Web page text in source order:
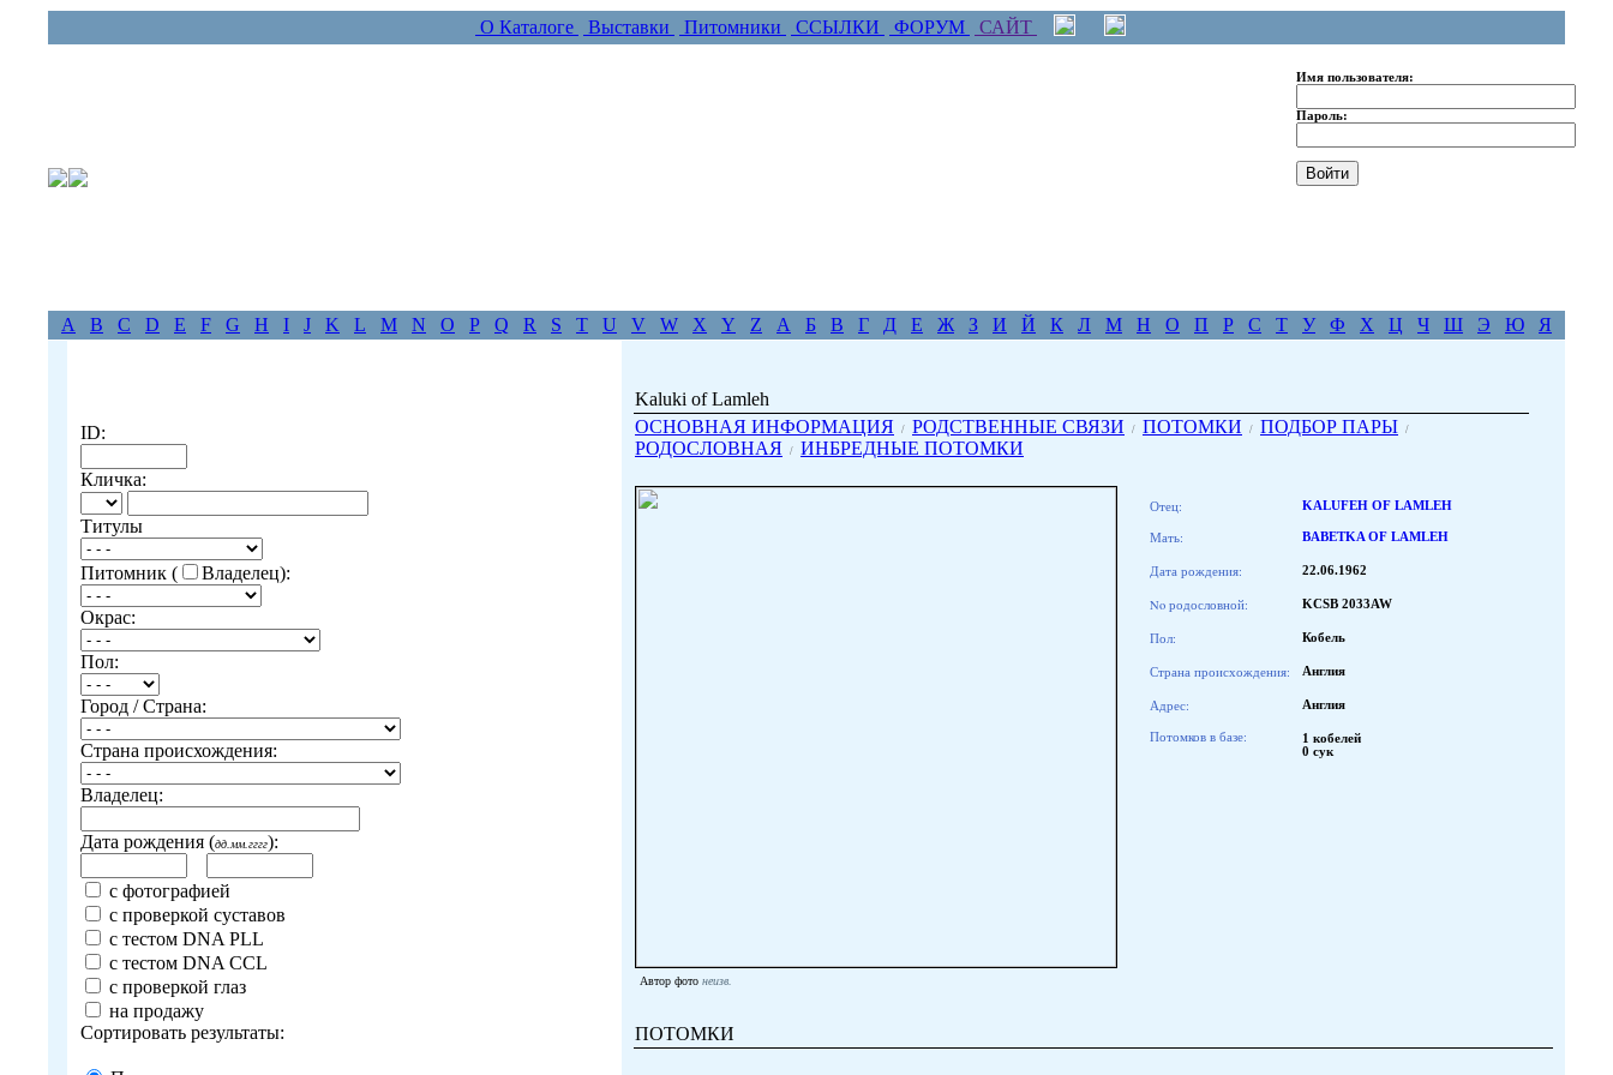
О Каталоге Выставки Питомники ССЫЛКИ ФОРУМ САЙТ
Имя пользователя:
Пароль:
A B C D E F G H I J K L M N O P Q R S T U V W X Y Z А Б В Г Д Е Ж З И Й К Л М Н О П Р С Т У Ф Х Ц Ч Ш Э Ю Я
ID:
Кличка:
Титулы
Питомник ( Владелец):
Окрас:
Пол:
Город / Страна:
Страна происхождения:
Владелец:
Дата рождения (дд.мм.гггг):
с фотографией
с проверкой суставов
с тестом DNA PLL
с тестом DNA CCL
с проверкой глаз
на продажу
Сортировать результаты:
Kaluki of Lamleh
ОСНОВНАЯ ИНФОРМАЦИЯ
/ РОДСТВЕННЫЕ СВЯЗИ / ПОТОМКИ / ПОДБОР ПАРЫ /
РОДОСЛОВНАЯ / ИНБРЕДНЫЕ ПОТОМКИ
Автор фото неизв.
Отец: KALUFEH OF LAMLEH
Мать: BABETKA OF LAMLEH
Дата рождения: 22.06.1962
No родословной: KCSB 2033AW
Пол: Кобель
Страна происхождения: Англия
Адрес: Англия
Потомков в базе:
1 кобелей
0 сук
ПОТОМКИ